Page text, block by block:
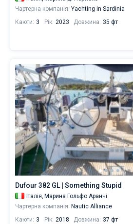
Чартерна компанія: Yachting in Sardinia
Каюти: 3 Рік: 2023 Довжина: 35 фт
Dufour 382 GL | Something Stupid
Італія, Марина Гольфо Аранчі
Чартерна компанія: Nautic Alliance
Каюти: 3 Рік: 2018 Довжина: 37 фт